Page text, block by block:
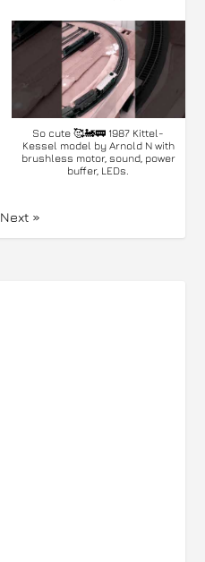
So cute 🥰🚂🚃 1987 Kittel-
Kessel model by Arnold N with
brushless motor, sound, power
buffer, LEDs.
Next »